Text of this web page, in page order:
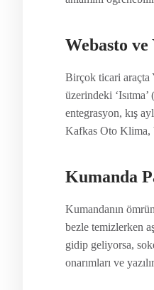
Webasto
Birçok ticari araçta
üzerindeki
entegrasyon, kış
Kafkas Oto Klima,
Kumanda
Kumandanın
bezle temizlerken
gidip geliyorsa,
onarımları ve